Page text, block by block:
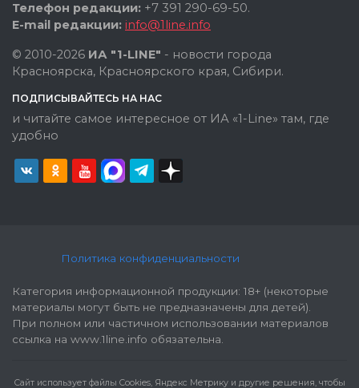
Телефон редакции: +7 391 290-69-50.
E-mail редакции: info@1line.info
© 2010-2026 ИА "1-LINE" - новости города
Красноярска, Красноярского края, Сибири.
ПОДПИСЫВАЙТЕСЬ НА НАС
и читайте самое интересное от ИА «1-Line» там, где
удобно
Политика конфиденциальности
Категория информационной продукции: 18+ (некоторые
материалы могут быть не предназначены для детей).
При полном или частичном использовании материалов
ссылка на www.1line.info обязательна.
Cайт использует файлы Cookies, Яндекс Метрику и другие решения, чтобы